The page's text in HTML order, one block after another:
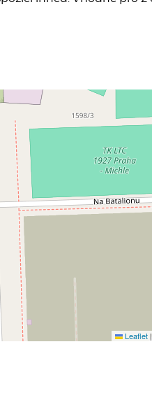
Leaflet |